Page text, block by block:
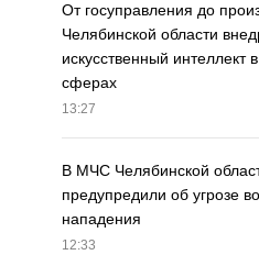
От госуправления до
Челябинской области
искусственный интеллект
сферах
13:27
В МЧС Челябинской
предупредили об угрозе
нападения
12:33